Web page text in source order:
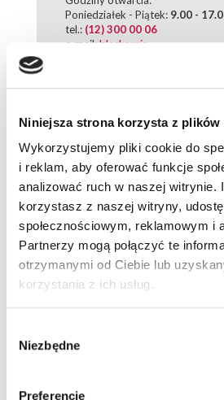
Niniejsza strona korzysta z plików
Wykorzystujemy pliki cookie do
i reklam, aby oferować funkcje
analizować ruch w naszej witrynie.
korzystasz z naszej witryny,
społecznościowym, reklamowym i
Partnerzy mogą połączyć te
otrzymanymi od Ciebie lub
korzystania z ich usług.
zgody
Niezbędne
Preferencje
Poniedziałek - Piątek: 9.00 -
tel.: (12) 300 00 06
e-mail:blacharnia
SAMOCHODY UŻYWANE
Godziny otwarcia:
Poniedziałek - Piątek: 9.00 -
Sobota:10.00 - 15.00
tel.:
(12) 662 00 10
DZIAŁ FINANSOWY
Poniedziałek - Piątek:9.00 -
Sobota:10.00 - 15.00
tel.:(12) 252 00 08
e-mail:finansowanie
Godziny otwarcia: